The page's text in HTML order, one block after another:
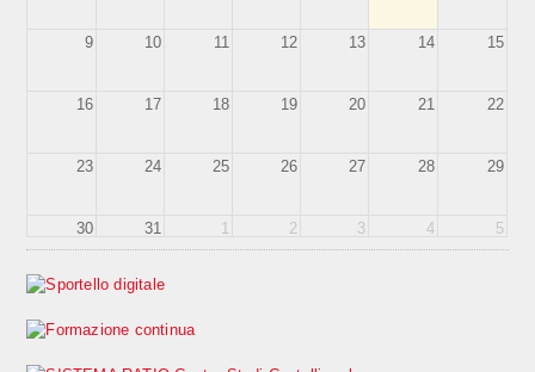
9 10 11 12 13 14 15
16 17 18 19 20 21 22
23 24 25 26 27 28 29
30 31 1 2 3 4 5